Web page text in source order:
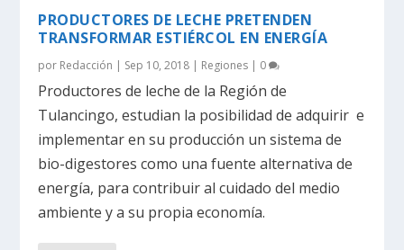
PRODUCTORES DE LECHE PRETENDEN
TRANSFORMAR ESTIÉRCOL EN ENERGÍA
por Redacción | Sep 10, 2018 | Regiones | 0
Productores de leche de la Región de
Tulancingo, estudian la posibilidad de adquirir e
implementar en su producción un sistema de
bio-digestores como una fuente alternativa de
energía, para contribuir al cuidado del medio
ambiente y a su propia economía.